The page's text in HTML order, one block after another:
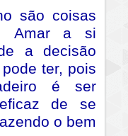
são coisas
Amar a si
a decisão
ter, pois
é ser
de se
o bem